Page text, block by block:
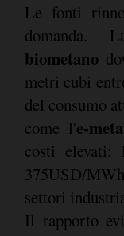
Le fonti
domanda.
biometano
metri cubi
del consumo
come l'e-
costi elevati:
375USD/
settori
Il rapporto